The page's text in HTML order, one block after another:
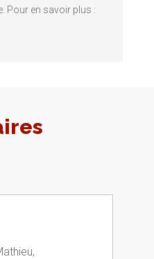
Pour en savoir plus :